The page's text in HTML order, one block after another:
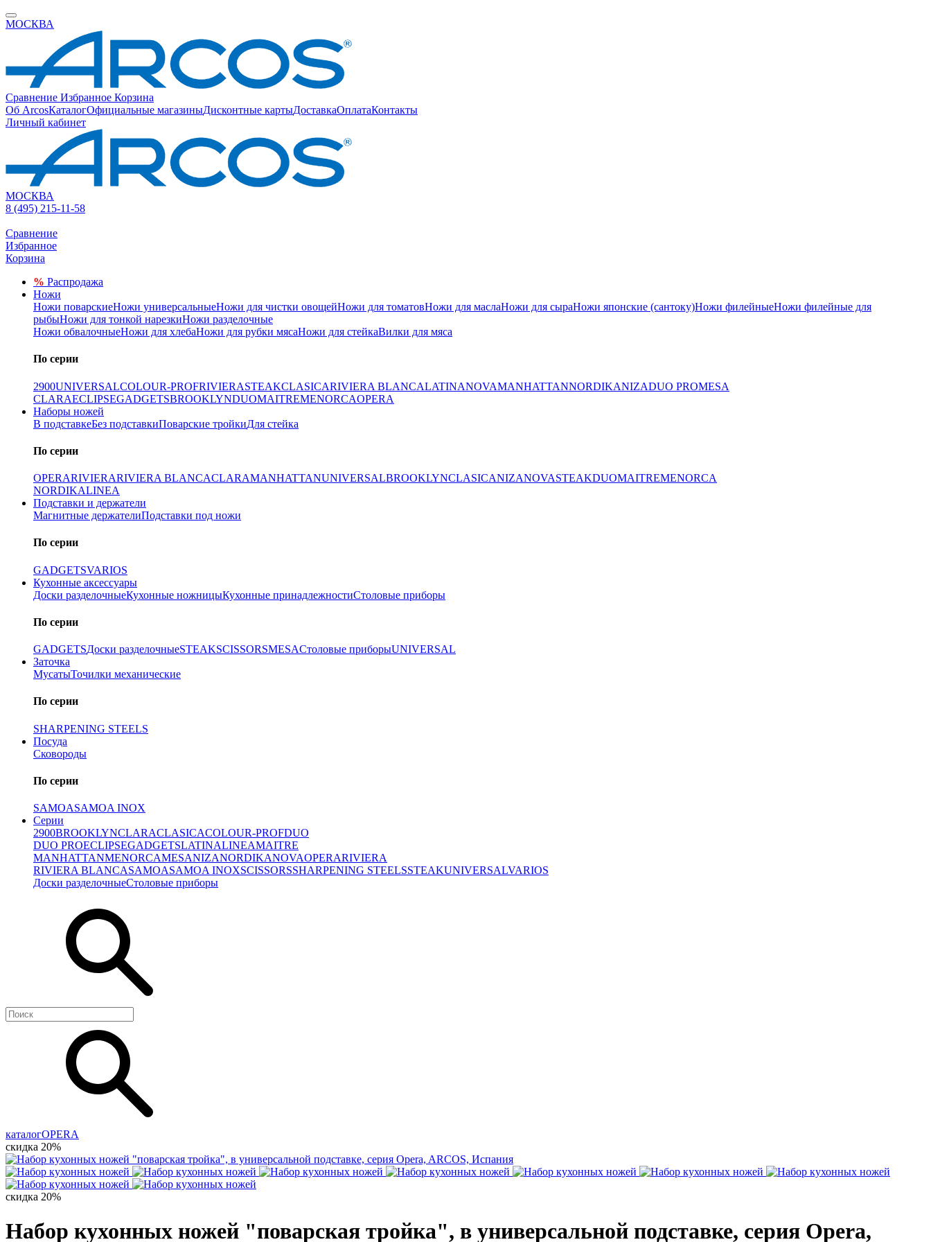
МОСКВА
Сравнение Избранное Корзина
Об ArcosКаталогОфициальные магазиныДисконтные картыДоставкаОплатаКонтакты
Личный кабинет
МОСКВА
8 (495) 215-11-58
Сравнение
Избранное
Корзина
% Распродажа
Ножи
Ножи поварскиеНожи универсальныеНожи для чистки овощейНожи для томатовНожи для маслаНожи для сыраНожи японские (сантоку)Ножи филейныеНожи филейные для
рыбыНожи для тонкой нарезкиНожи разделочные
Ножи обвалочныеНожи для хлебаНожи для рубки мясаНожи для стейкаВилки для мяса
По серии
2900UNIVERSALCOLOUR-PROFRIVIERASTEAKCLASICARIVIERA BLANCALATINANOVAMANHATTANNORDIKANIZADUO PROMESA
CLARAECLIPSEGADGETSBROOKLYNDUOMAITREMENORCAOPERA
Наборы ножей
В подставкеБез подставкиПоварские тройкиДля стейка
По серии
OPERARIVIERARIVIERA BLANCACLARAMANHATTANUNIVERSALBROOKLYNCLASICANIZANOVASTEAKDUOMAITREMENORCA
NORDIKALINEA
Подставки и держатели
Магнитные держателиПодставки под ножи
По серии
GADGETSVARIOS
Кухонные аксессуары
Доски разделочныеКухонные ножницыКухонные принадлежностиСтоловые приборы
По серии
GADGETSДоски разделочныеSTEAKSCISSORSMESAСтоловые приборыUNIVERSAL
Заточка
МусатыТочилки механические
По серии
SHARPENING STEELS
Посуда
Сковороды
По серии
SAMOASAMOA INOX
Серии
2900BROOKLYNCLARACLASICACOLOUR-PROFDUO
DUO PROECLIPSEGADGETSLATINALINEAMAITRE
MANHATTANMENORCAMESANIZANORDIKANOVAOPERARIVIERA
RIVIERA BLANCASAMOASAMOA INOXSCISSORSSHARPENING STEELSSTEAKUNIVERSALVARIOS
Доски разделочныеСтоловые приборы
каталогOPERA
скидка 20%
скидка 20%
Набор кухонных ножей "поварская тройка", в универсальной подставке, серия Opera,